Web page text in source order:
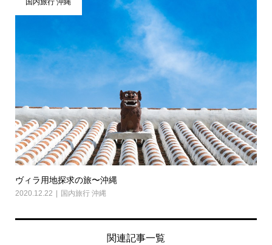
国内旅行 沖縄
ヴィラ用地探求の旅〜沖縄
2020.12.22 国内旅行 沖縄
関連記事一覧